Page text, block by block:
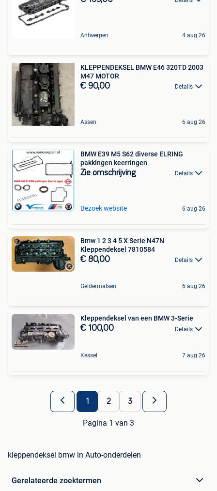
Antwerpen 4 aug 26
KLEPPENDEKSEL BMW E46 320TD 2003
M47 MOTOR
€ 90,00 Details
Assen 6 aug 26
BMW E39 M5 S62 diverse ELRING
pakkingen keerringen
Zie omschrijving Details
Bezoek website 6 aug 26
Bmw 1 2 3 4 5 X Serie N47N
Kleppendeksel 7810584
€ 80,00 Details
Geldermalsen 6 aug 26
Kleppendeksel van een BMW 3-Serie
€ 100,00 Details
Kessel 7 aug 26
1 2 3
Pagina 1 van 3
kleppendeksel bmw in Auto-onderdelen
Gerelateerde zoektermen